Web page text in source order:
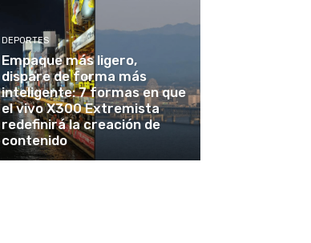
DEPORTES
Empaque más ligero,
dispare de forma más
inteligente: 7 formas en que
el vivo X300 Extremista
redefinirá la creación de
contenido